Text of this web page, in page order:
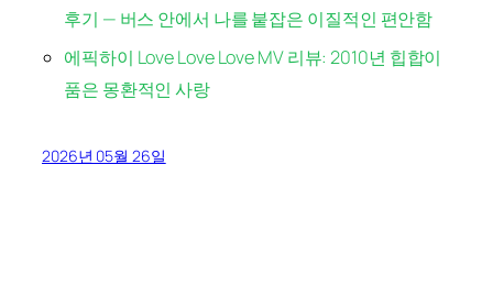
후기 — 버스 안에서 나를 붙잡은 이질적인 편안함
에픽하이 Love Love Love MV 리뷰: 2010년 힙합이
품은 몽환적인 사랑
2026년 05월 26일